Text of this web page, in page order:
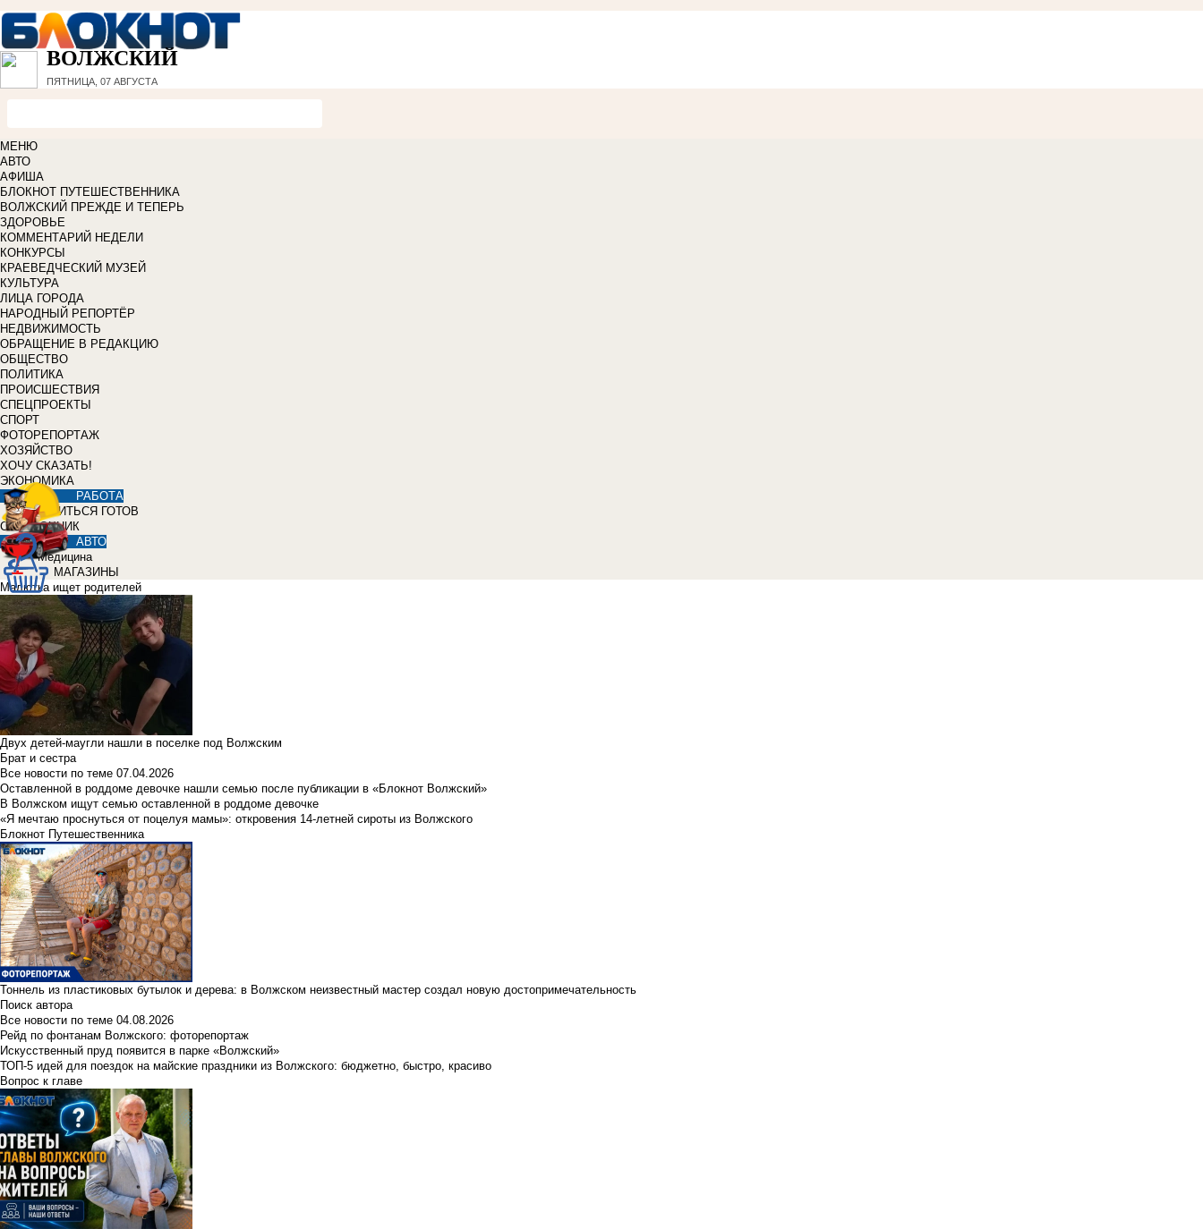
ВОЛЖСКИЙ
ПЯТНИЦА, 07 АВГУСТА
МЕНЮ
АВТО
АФИША
БЛОКНОТ ПУТЕШЕСТВЕННИКА
ВОЛЖСКИЙ ПРЕЖДЕ И ТЕПЕРЬ
ЗДОРОВЬЕ
КОММЕНТАРИЙ НЕДЕЛИ
КОНКУРСЫ
КРАЕВЕДЧЕСКИЙ МУЗЕЙ
КУЛЬТУРА
ЛИЦА ГОРОДА
НАРОДНЫЙ РЕПОРТЁР
НЕДВИЖИМОСТЬ
ОБРАЩЕНИЕ В РЕДАКЦИЮ
ОБЩЕСТВО
ПОЛИТИКА
ПРОИСШЕСТВИЯ
СПЕЦПРОЕКТЫ
СПОРТ
ФОТОРЕПОРТАЖ
ХОЗЯЙСТВО
ХОЧУ СКАЗАТЬ!
ЭКОНОМИКА
РАБОТА
УЧИТЬСЯ ГОТОВ
СПРАВОЧНИК
АВТО
Медицина
МАГАЗИНЫ
Малютка ищет родителей
Двух детей-маугли нашли в поселке под Волжским
Брат и сестра
Все новости по теме 07.04.2026
Оставленной в роддоме девочке нашли семью после публикации в «Блокнот Волжский»
В Волжском ищут семью оставленной в роддоме девочке
«Я мечтаю проснуться от поцелуя мамы»: откровения 14-летней сироты из Волжского
Блокнот Путешественника
Тоннель из пластиковых бутылок и дерева: в Волжском неизвестный мастер создал новую достопримечательность
Поиск автора
Все новости по теме 04.08.2026
Рейд по фонтанам Волжского: фоторепортаж
Искусственный пруд появится в парке «Волжский»
ТОП-5 идей для поездок на майские праздники из Волжского: бюджетно, быстро, красиво
Вопрос к главе